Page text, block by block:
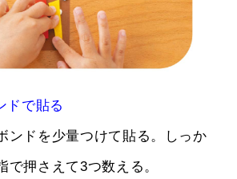
ドで貼る
ンドを少量つけて貼る。しっか
で押さえて3つ数える。